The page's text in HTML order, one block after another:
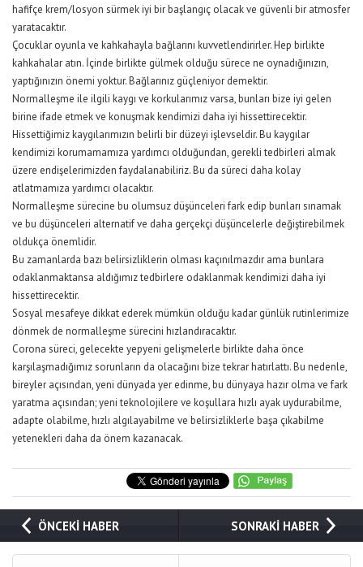
hafifçe krem/losyon sürmek iyi bir başlangıç olacak ve güvenli bir atmosfer
yaratacaktır.
Çocuklar oyunla ve kahkahayla bağlarını kuvvetlendirirler. Hep birlikte
kahkahalar atın. İçinde birlikte gülmek olduğu sürece ne oynadığınızın,
yaptığınızın önemi yoktur. Bağlarınız güçleniyor demektir.
Normalleşme ile ilgili kaygı ve korkularımız varsa, bunları bize iyi gelen
birine ifade etmek ve konuşmak kendimizi daha iyi hissettirecektir.
Hissettiğimiz kaygılarımızın belirli bir düzeyi işlevseldir. Bu kaygılar
kendimizi korumamamıza yardımcı olduğundan, gerekli tedbirleri almak
üzere endişelerimizden faydalanabiliriz. Bu da süreci daha kolay
atlatmamıza yardımcı olacaktır.
Normalleşme sürecine bu olumsuz düşünceleri fark edip bunları sınamak
ve bu düşünceleri alternatif ve daha gerçekçi düşüncelerle değiştirebilmek
oldukça önemlidir.
Bu zamanlarda bazı belirsizliklerin olması kaçınılmazdır ama bunlara
odaklanmaktansa aldığımız tedbirlere odaklanmak kendimizi daha iyi
hissettirecektir.
Sosyal mesafeye dikkat ederek mümkün olduğu kadar günlük rutinlerimize
dönmek de normalleşme sürecini hızlandıracaktır.
Corona süreci, gelecekte yepyeni gelişmelerle birlikte daha önce
karşılaşmadığımız sorunların da olacağını bize tekrar hatırlattı. Bu nedenle,
bireyler açısından, yeni dünyada yer edinme, bu dünyaya hazır olma ve fark
yaratma açısından; yeni teknolojilere ve koşullara hızlı ayak uydurabilme,
adapte olabilme, hızlı algılayabilme ve belirsizliklerle başa çıkabilme
yetenekleri daha da önem kazanacak.
ÖNCEKİ HABER SONRAKİ HABER